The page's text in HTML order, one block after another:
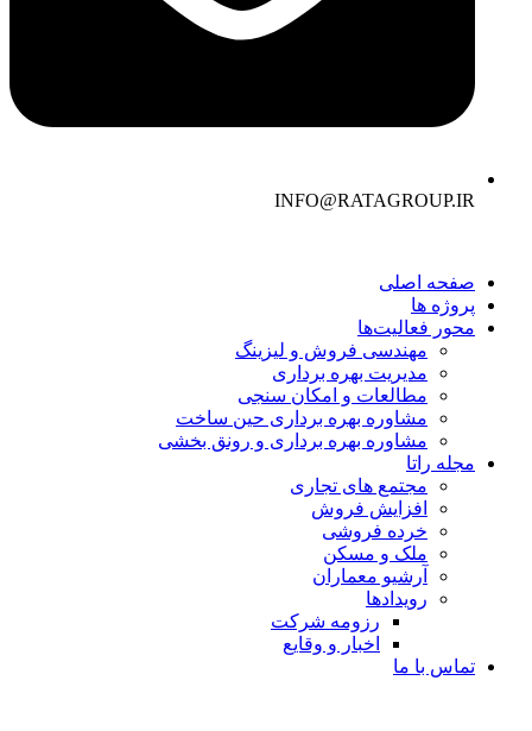
INFO@RATAGROUP.IR
صفحه اصلی
پروژه ها
محور فعالیت‌‌ها
مهندسی فروش و لیزینگ
مدیریت بهره برداری
مطالعات و امکان سنجی
مشاوره بهره برداری حین ساخت
مشاوره بهره برداری و رونق بخشی
مجله راتا
مجتمع های تجاری
افزایش فروش
خرده فروشی
ملک و مسکن
آرشیو معماران
رویدادها
رزومه شرکت
اخبار و وقایع
تماس با ما